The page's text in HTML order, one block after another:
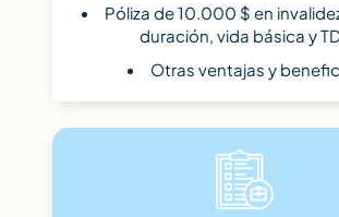
Póliza de 10.000 $ en
duración, vida básica y
Otras ventajas y